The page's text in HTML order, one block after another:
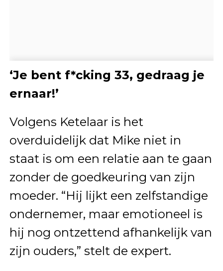
‘Je bent f*cking 33, gedraag je
ernaar!’
Volgens Ketelaar is het
overduidelijk dat Mike niet in
staat is om een relatie aan te gaan
zonder de goedkeuring van zijn
moeder. “Hij lijkt een zelfstandige
ondernemer, maar emotioneel is
hij nog ontzettend afhankelijk van
zijn ouders,” stelt de expert.